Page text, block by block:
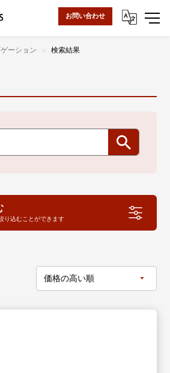
お問い合わせ
ーション 検索結果
り込むことができます